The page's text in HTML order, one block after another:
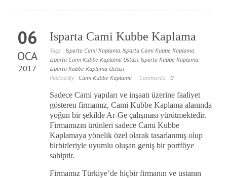
06
OCA
2017
Isparta Cami Kubbe Kaplama
Tags : Isparta Cami Kaplama Isparta Cami Kubbe Kaplama
Isparta Cami Kubbe Kaplama Ustası Isparta Kubbe Kaplama
Isparta Kubbe Kaplama Ustası
Posted By : Cami Kubbe Kaplama Comments : 0
Sadece Cami yapıları ve inşaatı üzerine faaliyet
gösteren firmamız, Cami Kubbe Kaplama alanında
yoğun bir şekilde Ar-Ge çalışması yürütmektedir.
Firmamızın ürünleri sadece Cami Kubbe
Kaplamaya yönelik özel olarak tasarlanmış olup
birbirleriyle uyumlu oluşan geniş bir portföye
sahiptir.
Firmamız Türkiye’de hiçbir firmanın ve ustanın